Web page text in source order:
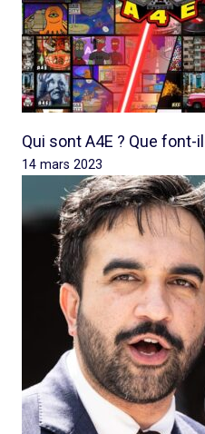
Qui sont A4E ? Que font-
14 mars 2023